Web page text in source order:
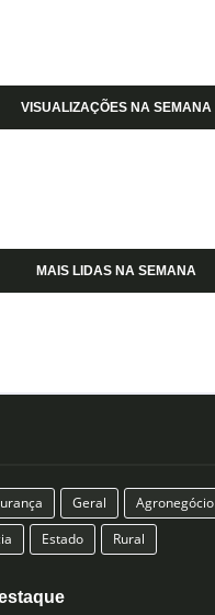
VISUALIZAÇÕES NA SEMANA
MAIS LIDAS NA SEMANA
Geral Agronegócio
Estado Rural